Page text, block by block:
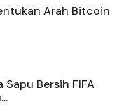
Arah Bitcoin
Bersih FIFA